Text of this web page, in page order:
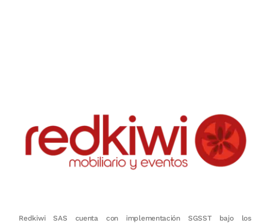
Redkiwi SAS cuenta con implementación SGSST bajo los